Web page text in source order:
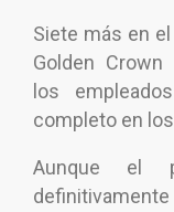
Siete más en
Golden Crown
los
completo en
Aunque el